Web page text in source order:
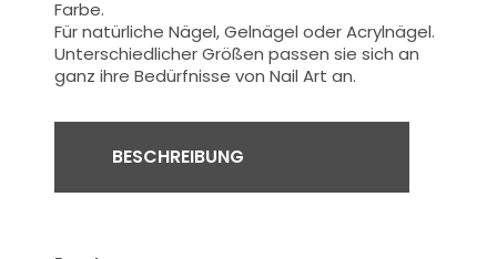
Farbe.
Für natürliche Nägel, Gelnägel oder Acrylnägel.
Unterschiedlicher Größen passen sie sich an
ganz ihre Bedürfnisse von Nail Art an.
BESCHREIBUNG